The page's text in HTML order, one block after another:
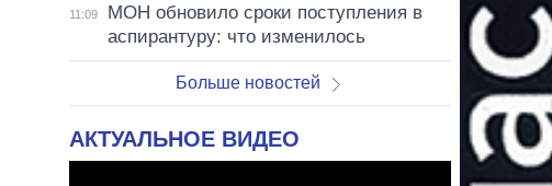
11:09
МОН обновило сроки поступления в
аспирантуру: что изменилось
Больше новостей
АКТУАЛЬНОЕ ВИДЕО